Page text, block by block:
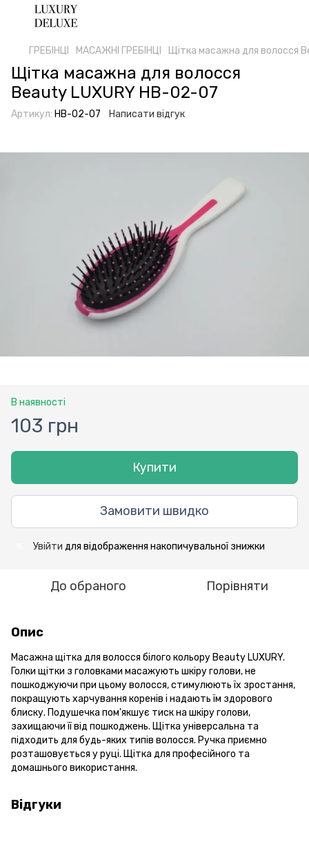
ГРЕБІНЦІ МАСАЖНІ ГРЕБІНЦІ Щітка масажна для волосся
Щітка масажна для волосся
Beauty LUXURY HB-02-07
Артикул: HB-02-07 Написати відгук
В наявності
103 грн
Купити
Замовити швидко
Увійти для відображення накопичувальної знижки
До обраного Порівняти
Опис
Масажна щітка для волосся білого кольору Beauty LUXURY.
Голки щітки з головками масажують шкіру голови, не
пошкоджуючи при цьому волосся, стимулюють їх зростання,
покращують харчування коренів і надають їм здорового
блиску. Подушечка пом'якшує тиск на шкіру голови,
захищаючи її від пошкоджень. Щітка універсальна та
підходить для будь-яких типів волосся. Ручка приємно
розташовується у руці. Щітка для професійного та
домашнього використання.
Відгуки